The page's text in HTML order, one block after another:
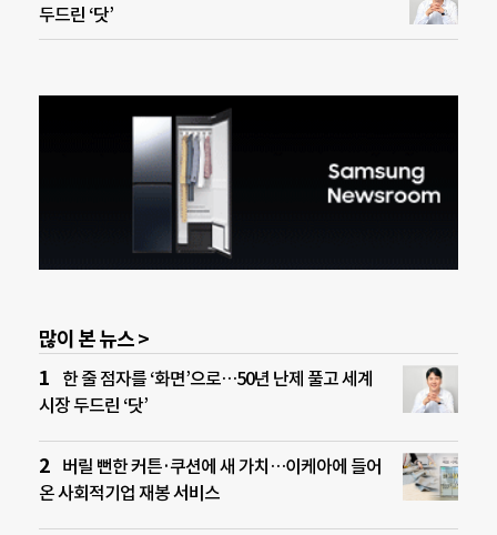
두드린 ‘닷’
많이 본 뉴스 >
한 줄 점자를 ‘화면’으로…50년 난제 풀고 세계
시장 두드린 ‘닷’
버릴 뻔한 커튼·쿠션에 새 가치…이케아에 들어
온 사회적기업 재봉 서비스